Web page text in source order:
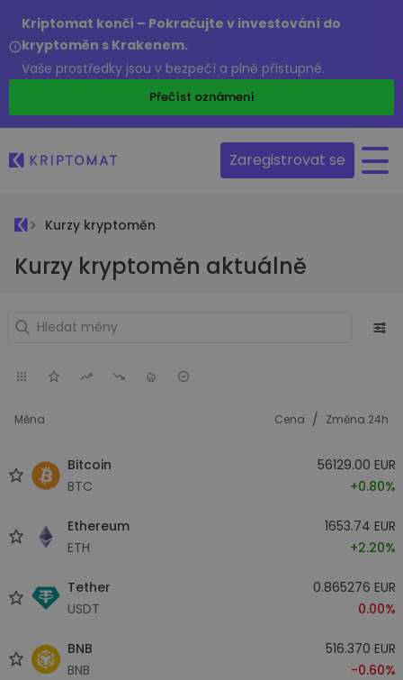
Kriptomat končí – Pokračujte v investování do
kryptoměn s Krakenem.
Vaše prostředky jsou v bezpečí a plně přístupné.
Přečíst oznámení
Zaregistrovat se
Kurzy kryptoměn
Kurzy kryptoměn aktuálně
Měna Cena / Změna 24h
Bitcoin
BTC
56129.00 EUR
+0.80%
Ethereum
ETH
1653.74 EUR
+2.20%
Tether
USDT
0.865276 EUR
0.00%
BNB
BNB
516.370 EUR
-0.60%